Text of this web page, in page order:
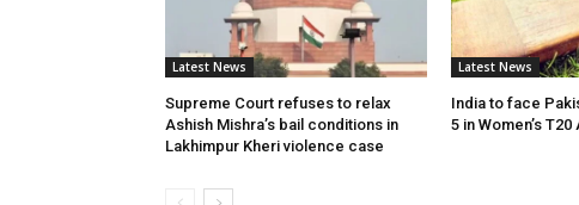
Latest News
Supreme Court refuses to relax
Ashish Mishra’s bail conditions in
Lakhimpur Kheri violence case
Latest News
India to face
5 in Women’s T20